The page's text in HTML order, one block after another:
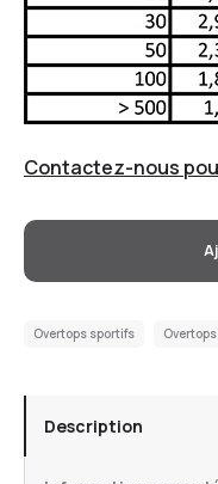
Contactez-nous
Overtops sportifs
Description